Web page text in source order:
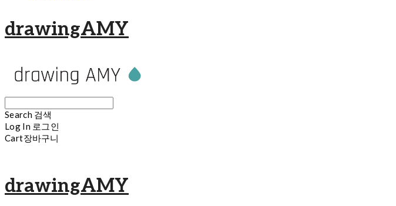
drawingAMY
Search 검색
Log In 로그인
Cart장바구니
drawingAMY